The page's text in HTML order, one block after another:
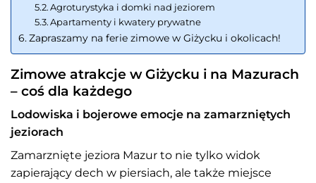
Agroturystyka i domki nad jeziorem
Apartamenty i kwatery prywatne
Zapraszamy na ferie zimowe w Giżycku i okolicach!
Zimowe atrakcje w Giżycku i na Mazurach
– coś dla każdego
Lodowiska i bojerowe emocje na zamarzniętych
jeziorach
Zamarznięte jeziora Mazur to nie tylko widok
zapierający dech w piersiach, ale także miejsce